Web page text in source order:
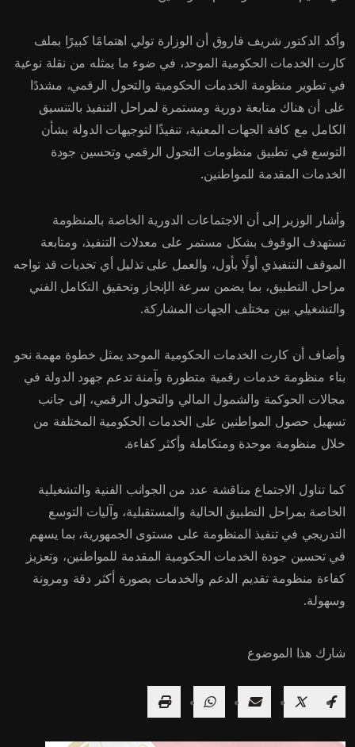
وأكد الدكتور شريف فاروق أن الوزارة تولي اهتمامًا كبيرًا بملف
كارت الخدمات الحكومية الموحد، في ضوء ما يمثله من نقلة نوعية
في تطوير منظومة الخدمات الحكومية والتحول الرقمي، مشددًا
على أن هناك متابعة دورية ومستمرة لمراحل التنفيذ بالتنسيق
الكامل مع كافة الجهات المعنية، تنفيذًا لتوجيهات الدولة بشأن
التوسع في تطبيق منظومات التحول الرقمي وتحسين جودة
الخدمات المقدمة للمواطنين.
وأشار الوزير إلى أن الاجتماعات الدورية الخاصة بالمنظومة
تستهدف الوقوف بشكل مستمر على معدلات التنفيذ، ومتابعة
الموقف التنفيذي أولًا بأول، والعمل على تذليل أي تحديات قد تواجه
مراحل التطبيق، بما يضمن سرعة الإنجاز وتحقيق التكامل الفني
والتشغيلي بين مختلف الجهات المشاركة.
وأضاف أن كارت الخدمات الحكومية الموحد يمثل خطوة مهمة نحو
بناء منظومة خدمات رقمية متطورة وآمنة تدعم جهود الدولة في
مجالات الحوكمة والشمول المالي والتحول الرقمي، إلى جانب
تسهيل حصول المواطنين على الخدمات الحكومية المختلفة من
خلال منظومة موحدة ومتكاملة وأكثر كفاءة.
كما تناول الاجتماع مناقشة عدد من الجوانب الفنية والتشغيلية
الخاصة بمراحل التطبيق الحالية والمستقبلية، وآليات التوسع
التدريجي في تنفيذ المنظومة على مستوى الجمهورية، بما يسهم
في تحسين جودة الخدمات الحكومية المقدمة للمواطنين، وتعزيز
كفاءة منظومة تقديم الدعم والخدمات بصورة أكثر دقة ومرونة
وسهولة.
شارك هذا الموضوع